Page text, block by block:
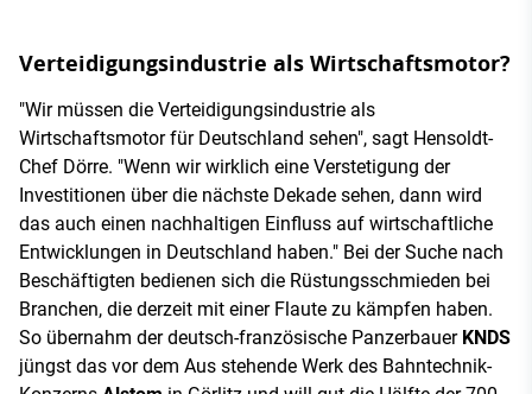
Verteidigungsindustrie als Wirtschaftsmotor?
"Wir müssen die Verteidigungsindustrie als
Wirtschaftsmotor für Deutschland sehen", sagt Hensoldt-
Chef Dörre. "Wenn wir wirklich eine Verstetigung der
Investitionen über die nächste Dekade sehen, dann wird
das auch einen nachhaltigen Einfluss auf wirtschaftliche
Entwicklungen in Deutschland haben." Bei der Suche nach
Beschäftigten bedienen sich die Rüstungsschmieden bei
Branchen, die derzeit mit einer Flaute zu kämpfen haben.
So übernahm der deutsch-französische Panzerbauer KNDS
jüngst das vor dem Aus stehende Werk des Bahntechnik-